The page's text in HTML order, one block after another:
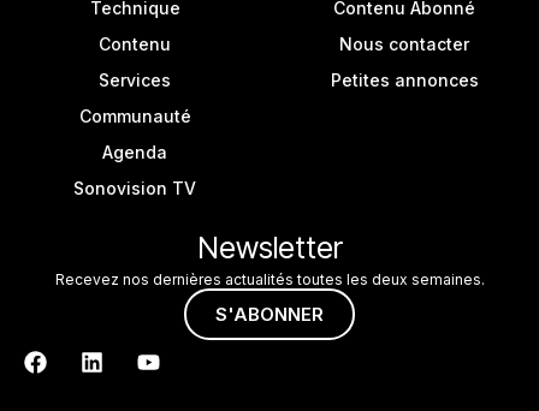
Technique
Contenu
Services
Communauté
Agenda
Sonovision TV
Contenu Abonné
Nous contacter
Petites annonces
Newsletter
Recevez nos dernières actualités toutes les deux semaines.
S'ABONNER